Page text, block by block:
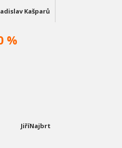
Kašparů
%
JiříNajbrt